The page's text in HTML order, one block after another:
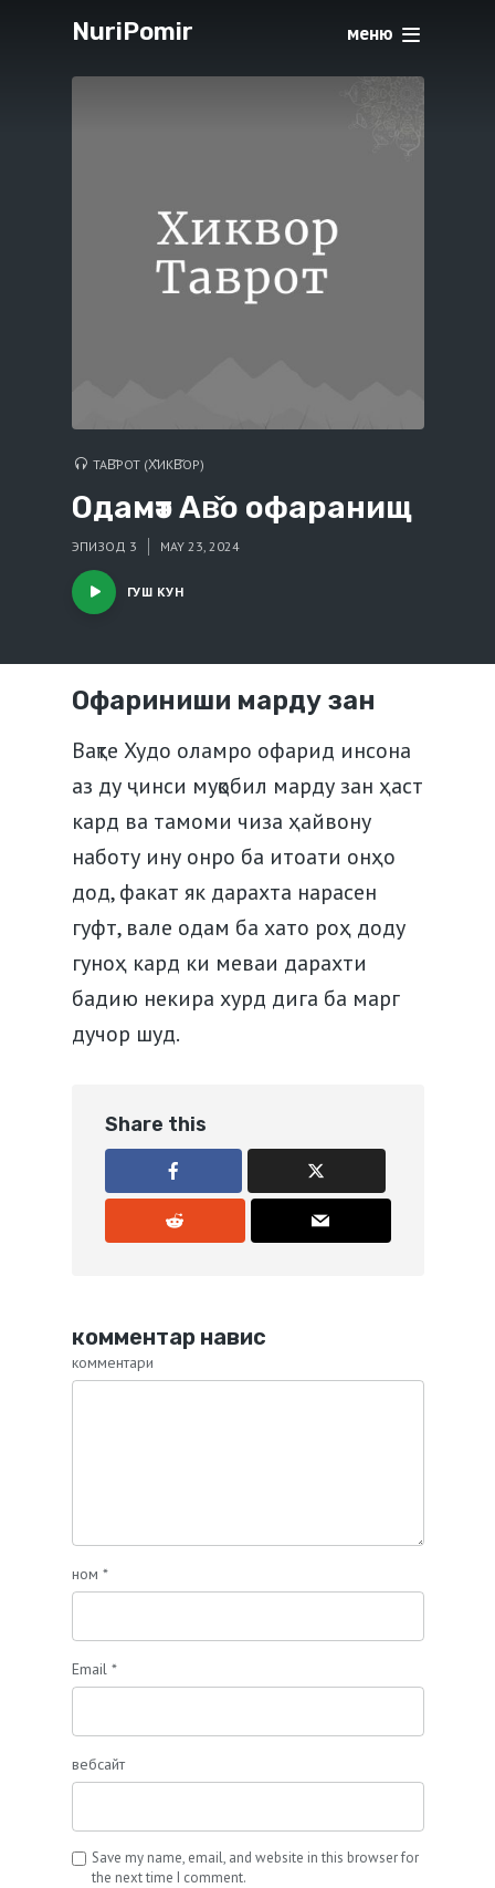
NuriPomir меню
ТАВ̌РОТ (Х̌ИКВ̌ОР)
Одамәт Ав̌о офаранищ
ЭПИЗОД 3 MAY 23, 2024
ГУШ КУН
Офариниши марду зан
Вақте Худо оламро офарид инсона
аз ду ҷинси муқобил марду зан ҳаст
кард ва тамоми чиза ҳайвону
наботу ину онро ба итоати онҳо
дод, факат як дарахта нарасен
гуфт, вале одам ба хато роҳ доду
гуноҳ кард ки меваи дарахти
бадию некира хурд дига ба марг
дучор шуд.
Share this
комментар навис
комментари
ном *
Email *
вебсайт
Save my name, email, and website in this browser for
the next time I comment.